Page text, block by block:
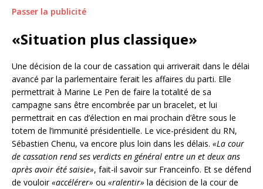
Passer la publicité
«Situation plus classique»
Une décision de la cour de cassation qui arriverait dans le délai
avancé par la parlementaire ferait les affaires du parti. Elle
permettrait à Marine Le Pen de faire la totalité de sa
campagne sans être encombrée par un bracelet, et lui
permettrait en cas d’élection en mai prochain d’être sous le
totem de l’immunité présidentielle. Le vice-président du RN,
Sébastien Chenu, va encore plus loin dans les délais. «La cour
de cassation rend ses verdicts en général entre un et deux ans
après avoir été saisie», fait-il savoir sur Franceinfo. Et se défend
de vouloir«accélérer» ou «ralentir» la décision de la cour de